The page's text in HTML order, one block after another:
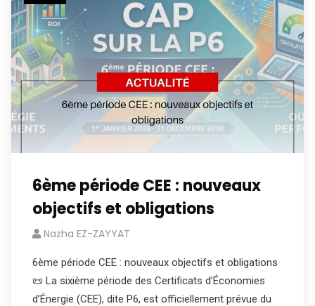
6ème période CEE : nouveaux
objectifs et obligations
Nazha EZ-ZAYYAT
6ème période CEE : nouveaux objectifs et obligations
📜 La sixième période des Certificats d’Économies
d’Énergie (CEE), dite P6, est officiellement prévue du